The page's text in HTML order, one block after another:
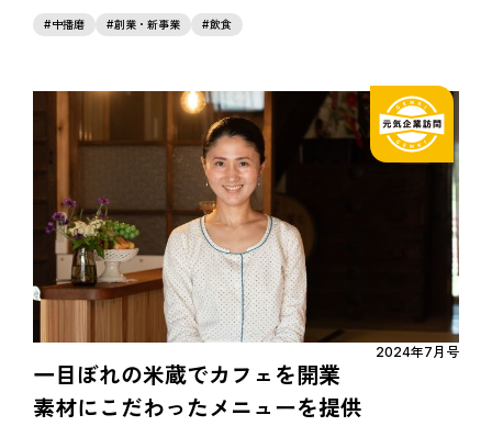
中播磨 創業・新事業 飲食
2024年7月号
一目ぼれの米蔵でカフェを開業
素材にこだわったメニューを提供